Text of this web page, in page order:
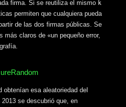
firma. Si se reutiliza el mismo k
permiten que cualquiera pueda
de las dos firmas públicas. Se
más claros de «un pequeño error,
obtenían esa aleatoriedad del
2013 se descubrió que, en